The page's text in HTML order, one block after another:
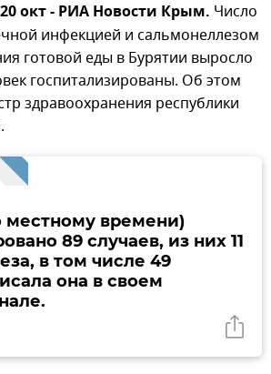
окт - РИА Новости Крым. Число
инфекцией и сальмонеллезом
готовой еды в Бурятии выросло
госпитализированы. Об этом
здравоохранения республики
местному времени)
89 случаев, из них 11
в том числе 49
она в своем